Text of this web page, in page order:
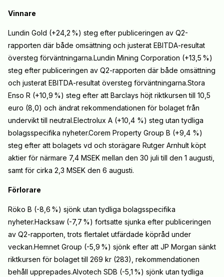
Vinnare
Lundin Gold (+24,2 %) steg efter publiceringen av Q2-
rapporten där både omsättning och justerat EBITDA-resultat
översteg förväntningarna.Lundin Mining Corporation (+13,5 %)
steg efter publiceringen av Q2-rapporten där både omsättning
och justerat EBITDA-resultat översteg förväntningarna.Stora
Enso R (+10,9 %) steg efter att Barclays höjt riktkursen till 10,5
euro (8,0) och ändrat rekommendationen för bolaget från
undervikt till neutral.Electrolux A (+10,4 %) steg utan tydliga
bolagsspecifika nyheter.Corem Property Group B (+9,4 %)
steg efter att bolagets vd och storägare Rutger Arnhult köpt
aktier för närmare 7,4 MSEK mellan den 30 juli till den 1 augusti,
samt för cirka 2,3 MSEK den 6 augusti.
Förlorare
Röko B (-8,6 %) sjönk utan tydliga bolagsspecifika
nyheter.Hacksaw (-7,7 %) fortsatte sjunka efter publiceringen
av Q2-rapporten, trots flertalet utfärdade köpråd under
veckan.Hemnet Group (-5,9 %) sjönk efter att JP Morgan sänkt
riktkursen för bolaget till 269 kr (283), rekommendationen
behåll upprepades.Alvotech SDB (-5,1 %) sjönk utan tydliga